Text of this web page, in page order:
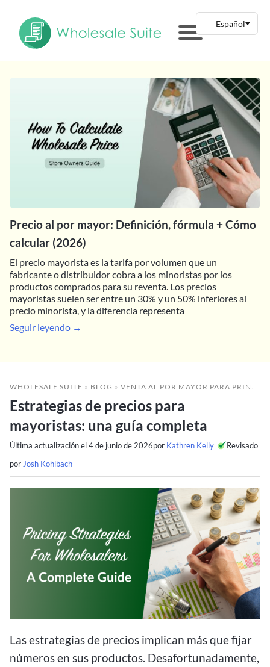
Precio al por mayor: Definición, fórmula + Cómo
calcular (2026)
El precio mayorista es la tarifa por volumen que un
fabricante o distribuidor cobra a los minoristas por los
productos comprados para su reventa. Los precios
mayoristas suelen ser entre un 30% y un 50% inferiores al
precio minorista, y la diferencia representa
Seguir leyendo →
WHOLESALE SUITE » BLOG » VENTA AL POR MAYOR PARA PRINCIPIANTES
Estrategias de precios para
mayoristas: una guía completa
Última actualización el4 de junio de 2026por Kathren Kelly
Revisado
por Josh Kohlbach
Las estrategias de precios implican más que fijar
números en sus productos. Desafortunadamente,